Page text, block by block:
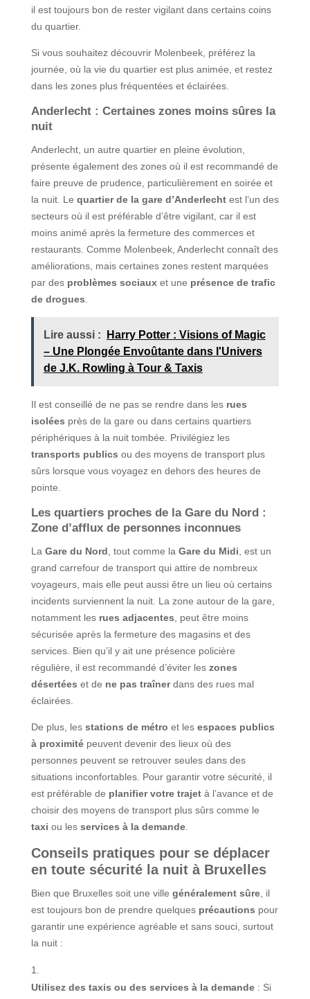
il est toujours bon de rester vigilant dans certains coins
du quartier.
Si vous souhaitez découvrir Molenbeek, préférez la
journée, où la vie du quartier est plus animée, et restez
dans les zones plus fréquentées et éclairées.
Anderlecht : Certaines zones moins sûres la
nuit
Anderlecht, un autre quartier en pleine évolution,
présente également des zones où il est recommandé de
faire preuve de prudence, particulièrement en soirée et
la nuit. Le quartier de la gare d’Anderlechtest l’un des
secteurs où il est préférable d’être vigilant, car il est
moins animé après la fermeture des commerces et
restaurants. Comme Molenbeek, Anderlecht connaît des
améliorations, mais certaines zones restent marquées
par des problèmes sociauxet une présence de trafic
de drogues
Lire aussi :
Harry Potter : Visions of Magic
– Une Plongée Envoûtante dans l'Univers
de J.K. Rowling à Tour & Taxis
Il est conseillé de ne pas se rendre dans les rues
isolées près de la gare ou dans certains quartiers
périphériques à la nuit tombée. Privilégiez les
transports publics ou des moyens de transport plus
sûrs lorsque vous voyagez en dehors des heures de
pointe.
Les quartiers proches de la Gare du Nord :
Zone d’afflux de personnes inconnues
La Gare du Nord , tout comme la Gare du Midi , est un
grand carrefour de transport qui attire de nombreux
voyageurs, mais elle peut aussi être un lieu où certains
incidents surviennent la nuit. La zone autour de la gare,
notamment les rues adjacentes , peut être moins
sécurisée après la fermeture des magasins et des
services. Bien qu’il y ait une présence policière
régulière, il est recommandé d’éviter les zones
désertées et de ne pas traînerdans des rues mal
éclairées.
De plus, les stations de métro et les espaces publics
à proximitépeuvent devenir des lieux où des
personnes peuvent se retrouver seules dans des
situations inconfortables. Pour garantir votre sécurité, il
est préférable de planifier votre trajetà l’avance et de
choisir des moyens de transport plus sûrs comme le
taxi ou les services à la demande.
Conseils pratiques pour se déplacer
en toute sécurité la nuit à Bruxelles
Bien que Bruxelles soit une ville généralement sûre, il
est toujours bon de prendre quelques précautions pour
garantir une expérience agréable et sans souci, surtout
la nuit :
Utilisez des taxis ou des services à la demande: Si